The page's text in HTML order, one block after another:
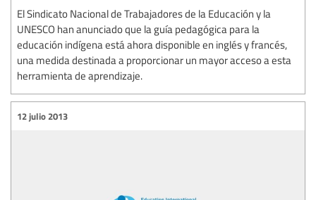
El Sindicato Nacional de Trabajadores de la Educación y la
UNESCO han anunciado que la guía pedagógica para la
educación indígena está ahora disponible en inglés y francés,
una medida destinada a proporcionar un mayor acceso a esta
herramienta de aprendizaje.
12 julio 2013